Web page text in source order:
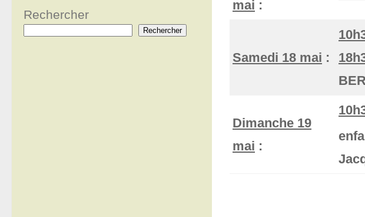
mai :
Samedi 18 mai :
Dimanche 19
mai :
Rechercher
Rechercher